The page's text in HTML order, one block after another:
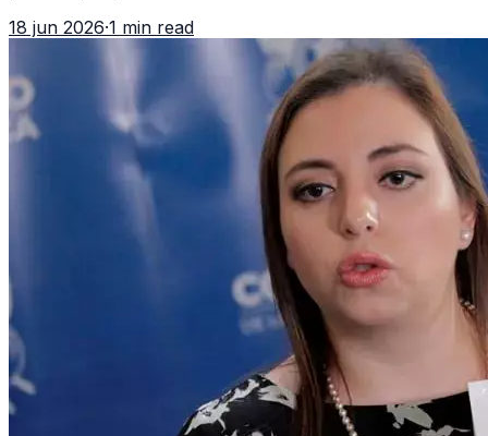
importar edad.
18 jun 2026·1 min read